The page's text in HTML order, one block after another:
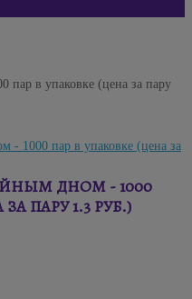
пар в упаковке (цена за пару
ДНОМ - 1000
ПАРУ 1.3 РУБ.)